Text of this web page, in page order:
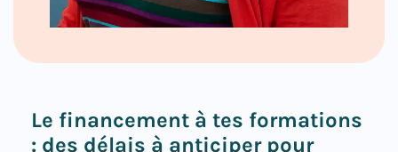
Le financement à tes formations
: des délais à anticiper pour